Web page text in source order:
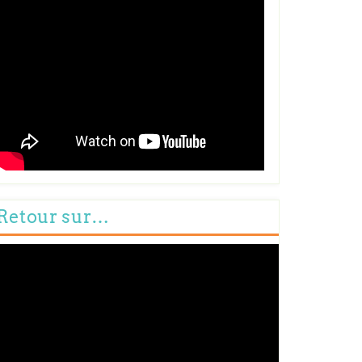
sur…